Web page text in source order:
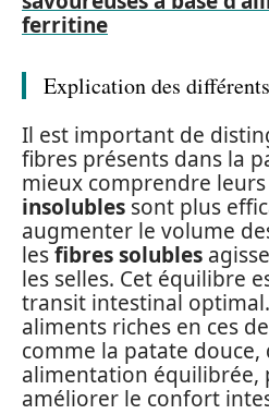
ferritine
Explication des
Il est important de
fibres présents dans la
mieux comprendre leurs
insolubles sont plus
augmenter le volume
lesfibres solubles
les selles. Cet équilibre
transit intestinal
aliments riches en ces
comme la patate douce,
alimentation équilibrée,
améliorer le confort